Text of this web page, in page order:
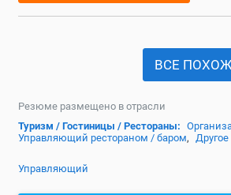
ВСЕ
Резюме размещено в отрасли
Туризм / Гостиницы / Рестораны:
Управляющий рестораном / баром, Другое
Управляющий